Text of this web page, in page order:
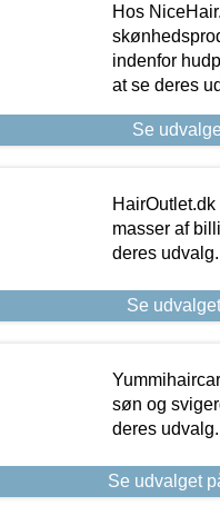
Hos
indenfor
at se deres
Se
masser af
deres udvalg.
Se
søn og
deres udvalg.
Se udvalget